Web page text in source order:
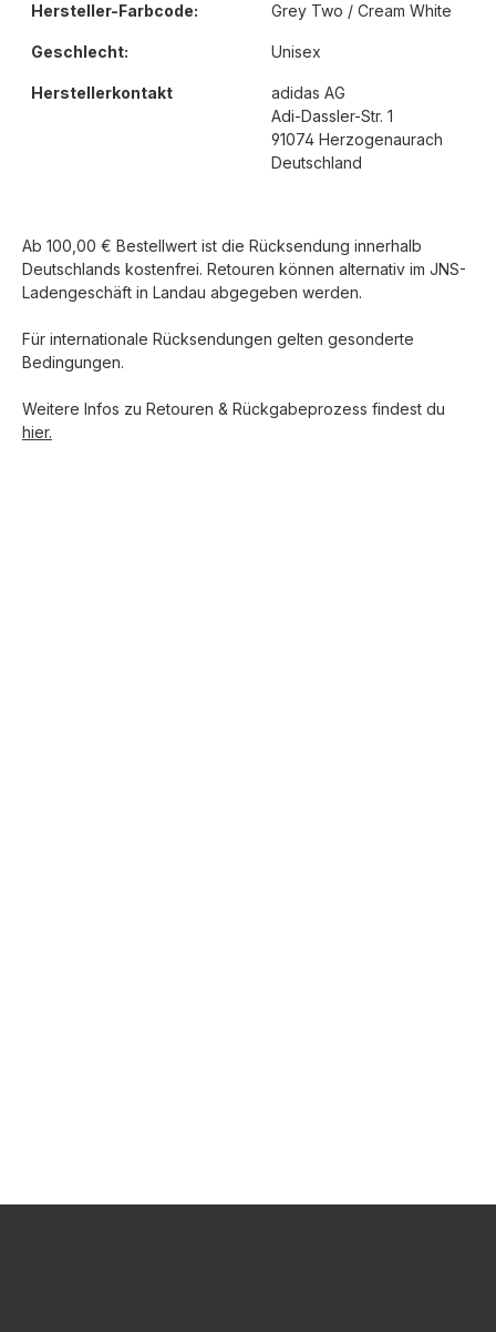
Hersteller-Farbcode: Grey Two / Cream White
Geschlecht: Unisex
Herstellerkontakt
adidas AG
Adi-Dassler-Str. 1
91074 Herzogenaurach
Deutschland
Ab 100,00 € Bestellwert ist die Rücksendung innerhalb
Deutschlands kostenfrei. Retouren können alternativ im JNS-
Ladengeschäft in Landau abgegeben werden.
Für internationale Rücksendungen gelten gesonderte
Bedingungen.
Weitere Infos zu Retouren & Rückgabeprozess findest du
hier.